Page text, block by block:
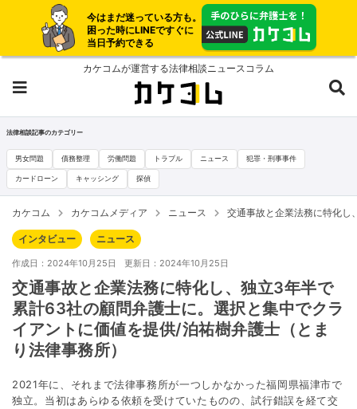
今はまだ迷っている方も。
困った時にLINEですぐに
当日予約できる
カケコムが運営する法律相談ニュースコラム
法律相談記事のカテゴリー
男女問題 債務整理 労働問題 トラブル ニュース 犯罪・刑事事件
カードローン キャッシング 探偵
カケコム カケコムメディア ニュース 交通事故と企業法務に特化し
インタビュー ニュース
作成日：2024年10月25日 更新日：2024年10月25日
交通事故と企業法務に特化し、独立3年半で
累計63社の顧問弁護士に。選択と集中でクラ
イアントに価値を提供/泊祐樹弁護士（とま
り法律事務所）
2021年に、それまで法律事務所が一つしかなかった福岡県福津市で
独立。当初はあらゆる依頼を受けていたものの、試行錯誤を経て交